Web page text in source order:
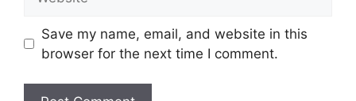
Save my name, email, and website in this
browser for the next time I comment.